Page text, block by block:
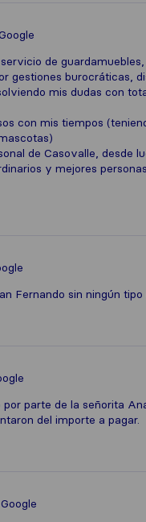
de
gestiones burocráticas,
mis dudas con
con mis tiempos
de Casovalle, desde
y mejores
Fernando sin ningún
parte de la señorita
del importe a pagar.